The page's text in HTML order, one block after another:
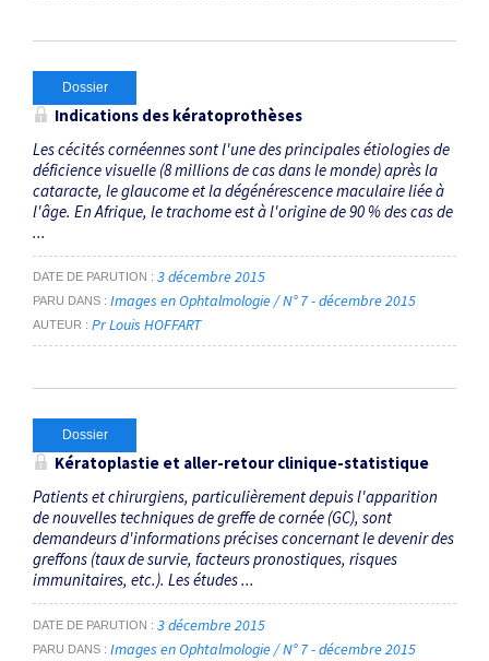
Dossier
Indications des kératoprothèses
Les cécités cornéennes sont l'une des principales étiologies de
déficience visuelle (8 millions de cas dans le monde) après la
cataracte, le glaucome et la dégénérescence maculaire liée à
l'âge. En Afrique, le trachome est à l'origine de 90 % des cas de
...
DATE DE PARUTION 3 décembre 2015
PARU DANS Images en Ophtalmologie / N° 7 - décembre 2015
AUTEUR Pr Louis HOFFART
Dossier
Kératoplastie et aller-retour clinique-statistique
Patients et chirurgiens, particulièrement depuis l'apparition
de nouvelles techniques de greffe de cornée (GC), sont
demandeurs d'informations précises concernant le devenir des
greffons (taux de survie, facteurs pronostiques, risques
immunitaires, etc.). Les études ...
DATE DE PARUTION 3 décembre 2015
PARU DANS Images en Ophtalmologie / N° 7 - décembre 2015